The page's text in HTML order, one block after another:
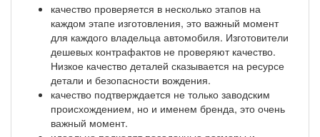
качество проверяется в несколько этапов на
каждом этапе изготовления, это важный момент
для каждого владельца автомобиля. Изготовители
дешевых контрафактов не проверяют качество.
Низкое качество деталей сказывается на ресурсе
детали и безопасности вождения.
качество подтверждается не только заводским
происхождением, но и именем бренда, это очень
важный момент.